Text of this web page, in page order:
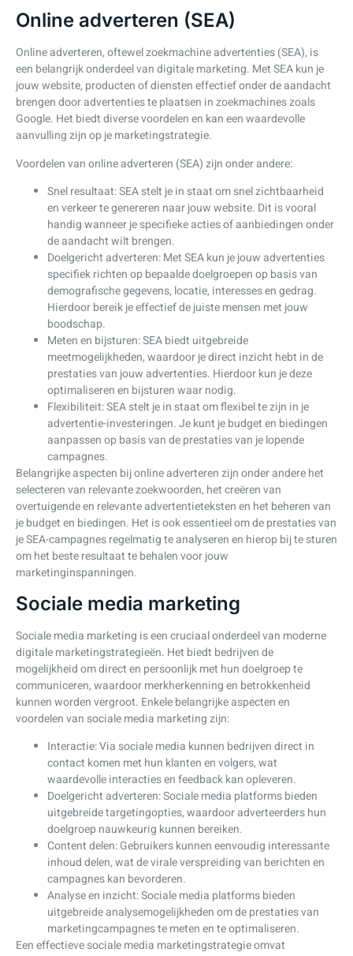
Online adverteren (SEA)
Online adverteren, oftewel zoekmachine advertenties (SEA), is
een belangrijk onderdeel van digitale marketing. Met SEA kun je
jouw website, producten of diensten effectief onder de aandacht
brengen door advertenties te plaatsen in zoekmachines zoals
Google. Het biedt diverse voordelen en kan een waardevolle
aanvulling zijn op je marketingstrategie.
Voordelen van online adverteren (SEA) zijn onder andere:
Snel resultaat: SEA stelt je in staat om snel zichtbaarheid
en verkeer te genereren naar jouw website. Dit is vooral
handig wanneer je specifieke acties of aanbiedingen onder
de aandacht wilt brengen.
Doelgericht adverteren: Met SEA kun je jouw advertenties
specifiek richten op bepaalde doelgroepen op basis van
demografische gegevens, locatie, interesses en gedrag.
Hierdoor bereik je effectief de juiste mensen met jouw
boodschap.
Meten en bijsturen: SEA biedt uitgebreide
meetmogelijkheden, waardoor je direct inzicht hebt in de
prestaties van jouw advertenties. Hierdoor kun je deze
optimaliseren en bijsturen waar nodig.
Flexibiliteit: SEA stelt je in staat om flexibel te zijn in je
advertentie-investeringen. Je kunt je budget en biedingen
aanpassen op basis van de prestaties van je lopende
campagnes.
Belangrijke aspecten bij online adverteren zijn onder andere het
selecteren van relevante zoekwoorden, het creëren van
overtuigende en relevante advertentieteksten en het beheren van
je budget en biedingen. Het is ook essentieel om de prestaties van
je SEA-campagnes regelmatig te analyseren en hierop bij te sturen
om het beste resultaat te behalen voor jouw
marketinginspanningen.
Sociale media marketing
Sociale media marketing is een cruciaal onderdeel van moderne
digitale marketingstrategieën. Het biedt bedrijven de
mogelijkheid om direct en persoonlijk met hun doelgroep te
communiceren, waardoor merkherkenning en betrokkenheid
kunnen worden vergroot. Enkele belangrijke aspecten en
voordelen van sociale media marketing zijn:
Interactie: Via sociale media kunnen bedrijven direct in
contact komen met hun klanten en volgers, wat
waardevolle interacties en feedback kan opleveren.
Doelgericht adverteren: Sociale media platforms bieden
uitgebreide targetingopties, waardoor adverteerders hun
doelgroep nauwkeurig kunnen bereiken.
Content delen: Gebruikers kunnen eenvoudig interessante
inhoud delen, wat de virale verspreiding van berichten en
campagnes kan bevorderen.
Analyse en inzicht: Sociale media platforms bieden
uitgebreide analysemogelijkheden om de prestaties van
marketingcampagnes te meten en te optimaliseren.
Een effectieve sociale media marketingstrategie omvat